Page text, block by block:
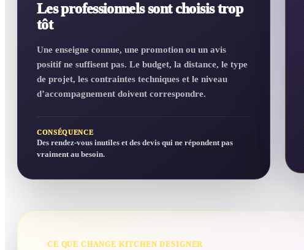
Les professionnels sont choisis trop
tôt
Une enseigne connue, une promotion ou un avis
positif ne suffisent pas. Le budget, la distance, le type
de projet, les contraintes techniques et le niveau
d’accompagnement doivent correspondre.
CONSÉQUENCE
Des rendez-vous inutiles et des devis qui ne répondent pas
vraiment au besoin.
CE QUE CHANGE KITCHEN DESIGNER